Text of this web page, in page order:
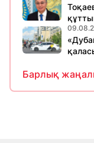
Барлық